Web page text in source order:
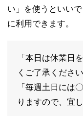
い」を使うといい
に利用できます。
「本日は休業日
くご了承ください
「毎週土日には
りますので、宜